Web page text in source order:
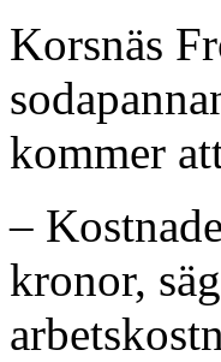
Korsnäs
kommer
–
kronor,